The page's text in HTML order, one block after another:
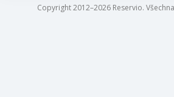
Copyright 2012–2026 Reservio.